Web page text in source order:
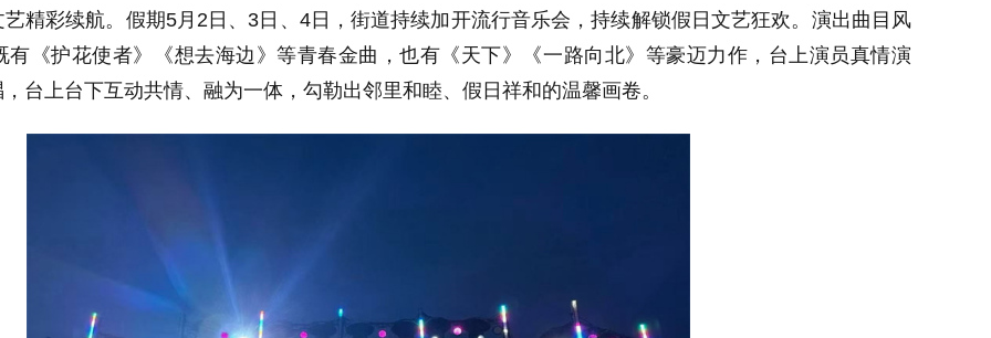
精彩续航。假期5月2日、3日、4日，街道持续加开流行音乐会，持续解锁假日文艺狂欢。演出曲目风
有《护花使者》《想去海边》等青春金曲，也有《天下》《一路向北》等豪迈力作，台上演员真情演
台上台下互动共情、融为一体，勾勒出邻里和睦、假日祥和的温馨画卷。